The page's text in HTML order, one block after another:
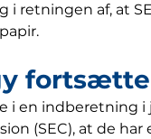
i retningen af, at
i en indberetning
(SEC), at de har